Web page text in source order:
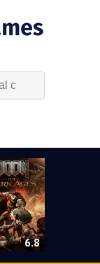
6.8